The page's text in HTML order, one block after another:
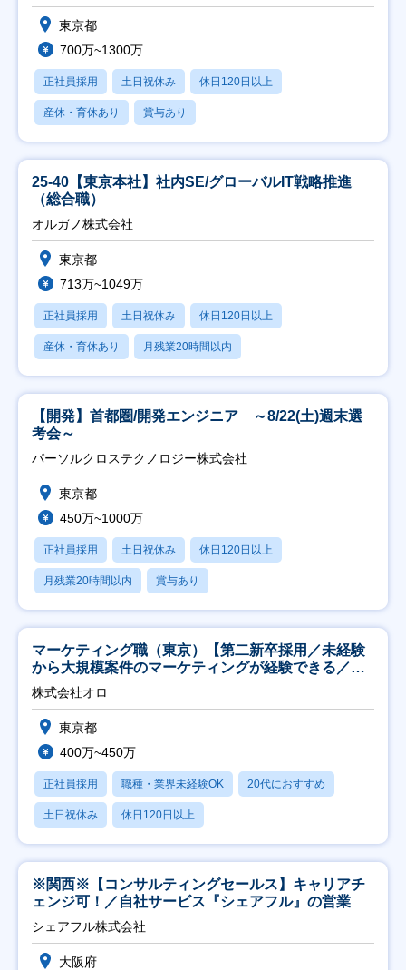
東京都
700万~1300万
正社員採用 土日祝休み 休日120日以上
産休・育休あり 賞与あり
25-40【東京本社】社内SE/グローバルIT戦略推進
（総合職）
オルガノ株式会社
東京都
713万~1049万
正社員採用 土日祝休み 休日120日以上
産休・育休あり 月残業20時間以内
【開発】首都圏/開発エンジニア ～8/22(土)週末選
考会～
パーソルクロステクノロジー株式会社
東京都
450万~1000万
正社員採用 土日祝休み 休日120日以上
月残業20時間以内 賞与あり
マーケティング職（東京）【第二新卒採用／未経験
から大規模案件のマーケティングが経験できる／研
修充実】
株式会社オロ
東京都
400万~450万
正社員採用 職種・業界未経験OK 20代におすすめ
土日祝休み 休日120日以上
※関西※【コンサルティングセールス】キャリアチ
ェンジ可！／自社サービス『シェアフル』の営業
シェアフル株式会社
大阪府